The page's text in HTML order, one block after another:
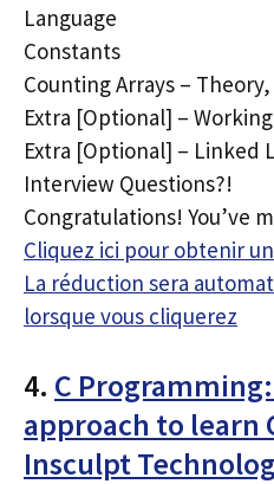
Language
Constants
Counting Arrays –
Extra [Optional] –
Extra [Optional] – Linked
Interview Questions?!
Congratulations! You’ve
Cliquez ici pour obtenir
La réduction sera
lorsque vous cliquerez
4. C
approach to learn
Insculpt